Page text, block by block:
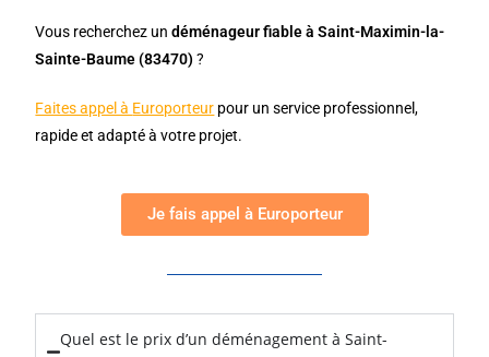
Vous recherchez undéménageur fiable à Saint-Maximin-la-
Sainte-Baume (83470) ?
Faites appel à Europorteur pour un service professionnel,
rapide et adapté à votre projet.
Je fais appel à Europorteur
Quel est le prix d’un déménagement à Saint-